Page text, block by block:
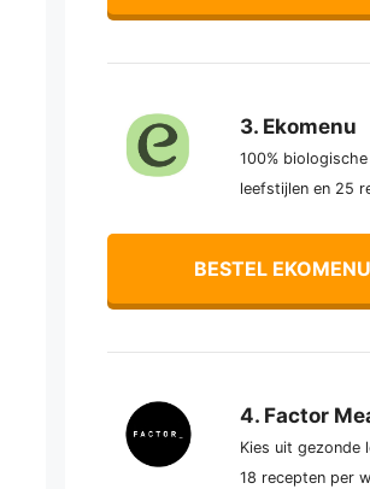
3. Ekomenu
100%
leefstijlen en 25
BESTEL EKOMENU
4. Factor
Kies uit gezonde
18 recepten per